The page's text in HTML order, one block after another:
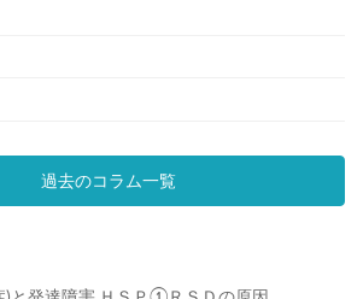
過去のコラム一覧